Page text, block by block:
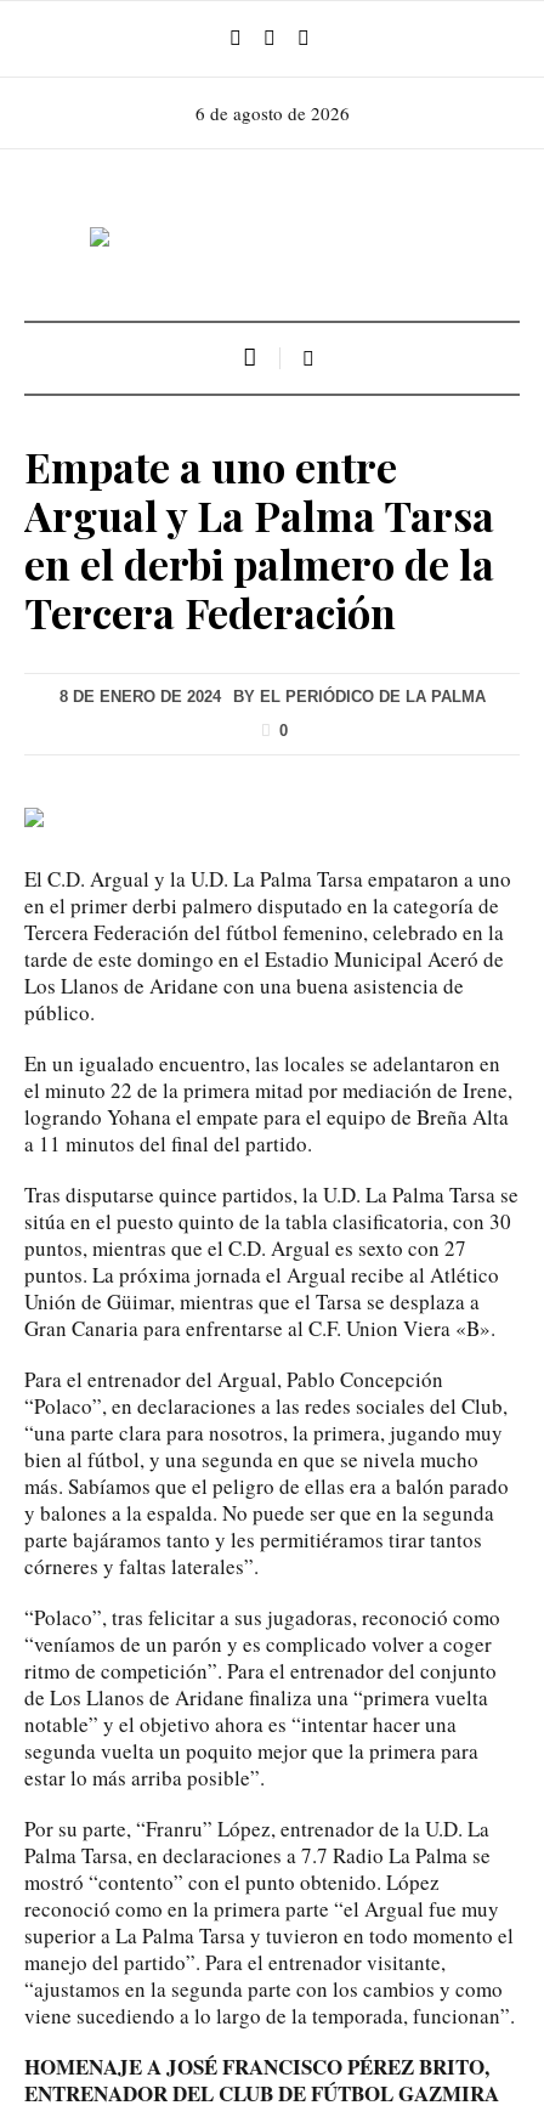
6 de agosto de 2026
Empate a uno entre
Argual y La Palma Tarsa
en el derbi palmero de la
Tercera Federación
8 DE ENERO DE 2024 BY EL PERIÓDICO DE LA PALMA
0
El C.D. Argual y la U.D. La Palma Tarsa empataron a uno
en el primer derbi palmero disputado en la categoría de
Tercera Federación del fútbol femenino, celebrado en la
tarde de este domingo en el Estadio Municipal Aceró de
Los Llanos de Aridane con una buena asistencia de
público.
En un igualado encuentro, las locales se adelantaron en
el minuto 22 de la primera mitad por mediación de Irene,
logrando Yohana el empate para el equipo de Breña Alta
a 11 minutos del final del partido.
Tras disputarse quince partidos, la U.D. La Palma Tarsa se
sitúa en el puesto quinto de la tabla clasificatoria, con 30
puntos, mientras que el C.D. Argual es sexto con 27
puntos. La próxima jornada el Argual recibe al Atlético
Unión de Güimar, mientras que el Tarsa se desplaza a
Gran Canaria para enfrentarse al C.F. Union Viera «B».
Para el entrenador del Argual, Pablo Concepción
“Polaco”, en declaraciones a las redes sociales del Club,
“una parte clara para nosotros, la primera, jugando muy
bien al fútbol, y una segunda en que se nivela mucho
más. Sabíamos que el peligro de ellas era a balón parado
y balones a la espalda. No puede ser que en la segunda
parte bajáramos tanto y les permitiéramos tirar tantos
córneres y faltas laterales”.
“Polaco”, tras felicitar a sus jugadoras, reconoció como
“veníamos de un parón y es complicado volver a coger
ritmo de competición”. Para el entrenador del conjunto
de Los Llanos de Aridane finaliza una “primera vuelta
notable” y el objetivo ahora es “intentar hacer una
segunda vuelta un poquito mejor que la primera para
estar lo más arriba posible”.
Por su parte, “Franru” López, entrenador de la U.D. La
Palma Tarsa, en declaraciones a 7.7 Radio La Palma se
mostró “contento” con el punto obtenido. López
reconoció como en la primera parte “el Argual fue muy
superior a La Palma Tarsa y tuvieron en todo momento el
manejo del partido”. Para el entrenador visitante,
“ajustamos en la segunda parte con los cambios y como
viene sucediendo a lo largo de la temporada, funcionan”.
HOMENAJE A JOSÉ FRANCISCO PÉREZ BRITO,
ENTRENADOR DEL CLUB DE FÚTBOL GAZMIRA